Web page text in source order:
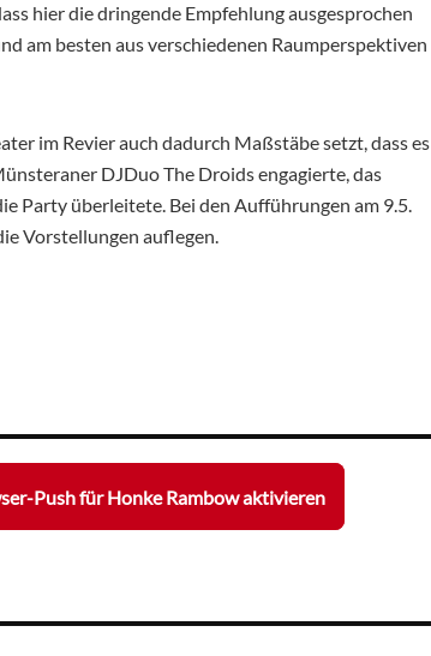
hier die dringende Empfehlung ausgesprochen
am besten aus verschiedenen Raumperspektiven
im Revier auch dadurch Maßstäbe setzt, dass es
DJDuo The Droids engagierte, das
Party überleitete. Bei den Aufführungen am 9.5.
Vorstellungen auflegen.
Push für Honke Rambow aktivieren